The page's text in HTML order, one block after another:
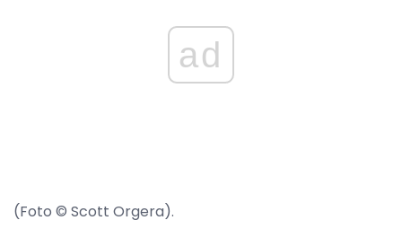
ad
(Foto © Scott Orgera).